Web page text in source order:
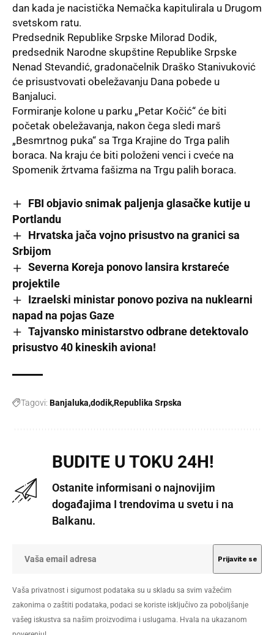
dan kada je nacistička Nemačka kapitulirala u Drugom
svetskom ratu.
Predsednik Republike Srpske Milorad Dodik,
predsednik Narodne skupštine Republike Srpske
Nenad Stevandić, gradonačelnik Draško Stanivuković
će prisustvovati obeležavanju Dana pobede u
Banjaluci.
Formiranje kolone u parku „Petar Kočić“ će biti
početak obeležavanja, nakon čega sledi marš
„Besmrtnog puka“ sa Trga Krajine do Trga palih
boraca. Na kraju će biti položeni venci i cveće na
Spomenik žrtvama fašizma na Trgu palih boraca.
FBI objavio snimak paljenja glasačke kutije u
Portlandu
Hrvatska jača vojno prisustvo na granici sa
Srbijom
Severna Koreja ponovo lansira krstareće
projektile
Izraelski ministar ponovo poziva na nuklearni
napad na pojas Gaze
Tajvansko ministarstvo odbrane detektovalo
prisustvo 40 kineskih aviona!
Tagovi: Banjaluka dodikRepublika Srpska
BUDITE U TOKU 24H!
Ostanite informisani o najnovijim
događajima I trendovima u svetu i na
Balkanu.
Vaša privatnost i sigurnost podataka su u skladu sa svim važećim
zakonima o zaštiti podataka, podaci se koriste isključivo za poboljšanje
vašeg iskustva sa našim proizvodima i uslugama. Hvala na ukazanom